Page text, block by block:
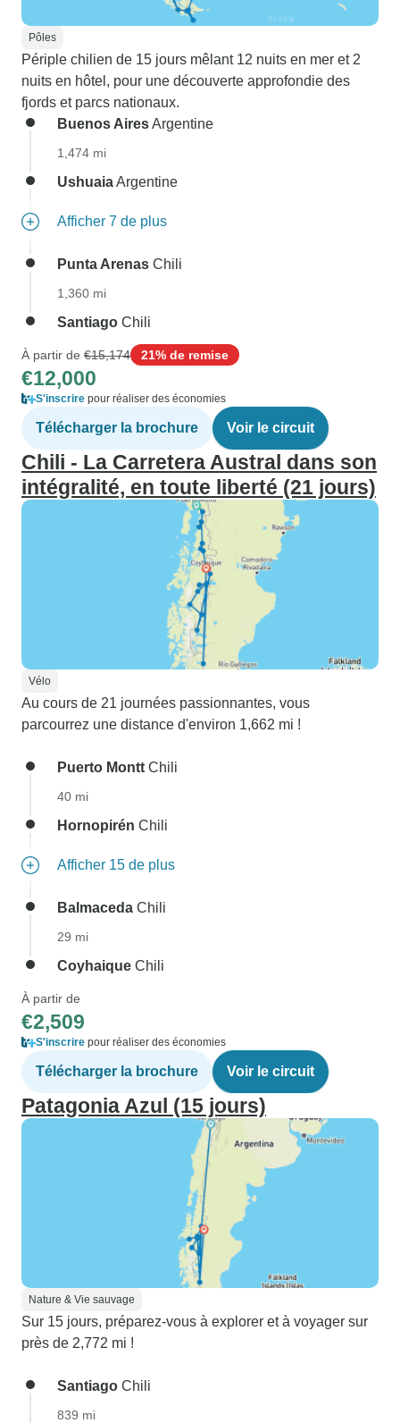
Pôles
Périple chilien de 15 jours mêlant 12 nuits en mer et 2
nuits en hôtel, pour une découverte approfondie des
fjords et parcs nationaux.
Buenos AiresArgentine
1,474 mi
UshuaiaArgentine
Afficher 7 de plus
Punta Arenas Chili
1,360 mi
Santiago Chili
À partir de €15,174 21% de remise
€12,000
S'inscrire pour réaliser des économies
Télécharger la brochure Voir le circuit
Chili - La Carretera Austral dans son
intégralité, en toute liberté (21 jours)
Vélo
Au cours de 21 journées passionnantes, vous
parcourrez une distance d'environ 1,662 mi !
Puerto Montt Chili
40 mi
Hornopirén Chili
Afficher 15 de plus
Balmaceda Chili
29 mi
Coyhaique Chili
À partir de
€2,509
S'inscrire pour réaliser des économies
Télécharger la brochure Voir le circuit
Patagonia Azul (15 jours)
Nature & Vie sauvage
Sur 15 jours, préparez-vous à explorer et à voyager sur
près de 2,772 mi !
Santiago Chili
839 mi